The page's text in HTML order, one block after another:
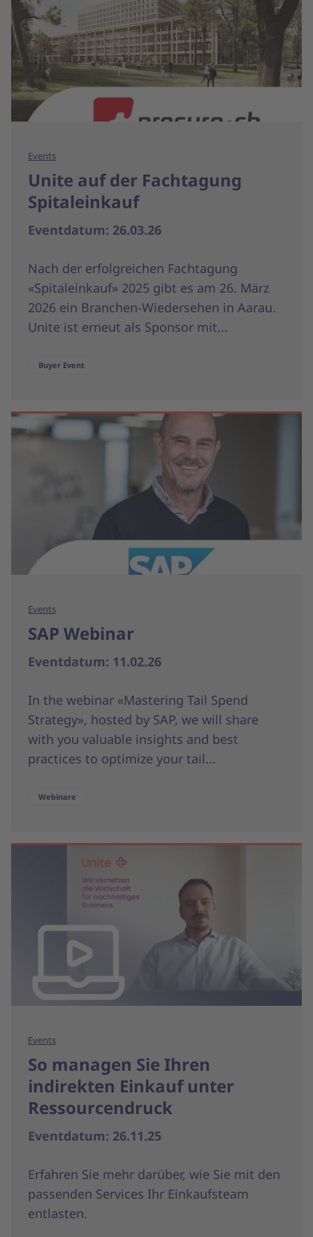
Events
Unite auf der Fachtagung
Spitaleinkauf
Eventdatum: 26.03.26
Nach der erfolgreichen Fachtagung
«Spitaleinkauf» 2025 gibt es am 26. März
2026 ein Branchen-Wiedersehen in Aarau.
Unite ist erneut als Sponsor mit...
Buyer Event
Events
SAP Webinar
Eventdatum: 11.02.26
In the webinar «Mastering Tail Spend
Strategy», hosted by SAP, we will share
with you valuable insights and best
practices to optimize your tail...
Webinare
Events
So managen Sie Ihren
indirekten Einkauf unter
Ressourcendruck
Eventdatum: 26.11.25
Erfahren Sie mehr darüber, wie Sie mit den
passenden Services Ihr Einkaufsteam
entlasten.